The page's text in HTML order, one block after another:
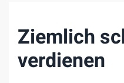
Ziemlich
verdienen